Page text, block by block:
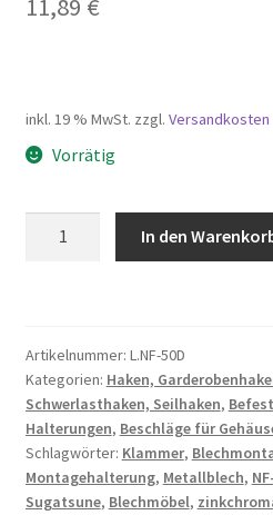
11,89 €
inkl. 19 % MwSt. zzgl. Versandkosten
Vorrätig
50D.
Montageklammer
für
Blechmontage,
Sugatsune
/
In den
Artikelnummer: L.NF-50D
Kategorien: Haken,
Schwerlasthaken, Seilhaken,
Halterungen, Beschläge für
Schlagwörter: Klammer,
Montagehalterung, Metallblech,
Sugatsune, Blechmöbel,